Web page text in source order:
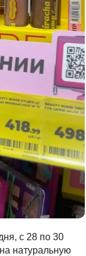
с 28 по 30
натуральную